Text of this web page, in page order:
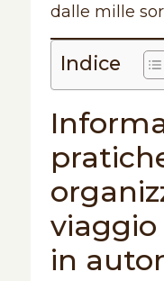
dalle mille
Indice
viaggio
in